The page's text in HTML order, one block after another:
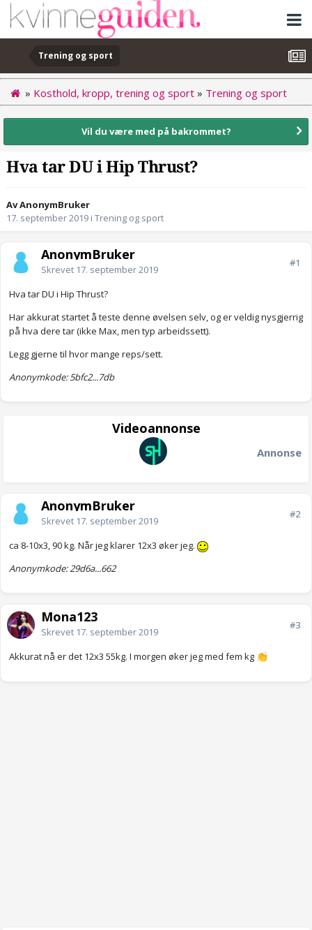
Trening og sport
» Kosthold, kropp, trening og sport » Trening og sport
Vil du være med på bakrommet?
Hva tar DU i Hip Thrust?
Av AnonymBruker
17. september 2019 i Trening og sport
AnonymBruker
Skrevet 17. september 2019
#1
Hva tar DU i Hip Thrust?
Har akkurat startet å teste denne øvelsen selv, og er veldig nysgjerrig
på hva dere tar (ikke Max, men typ arbeidssett).
Legg gjerne til hvor mange reps/sett.
Anonymkode: 5bfc2...7db
Videoannonse
Annonse
AnonymBruker
Skrevet 17. september 2019
#2
ca 8-10x3, 90 kg. Når jeg klarer 12x3 øker jeg.
Anonymkode: 29d6a...662
Mona123
Skrevet 17. september 2019
#3
Akkurat nå er det 12x3 55kg. I morgen øker jeg med fem kg 👏